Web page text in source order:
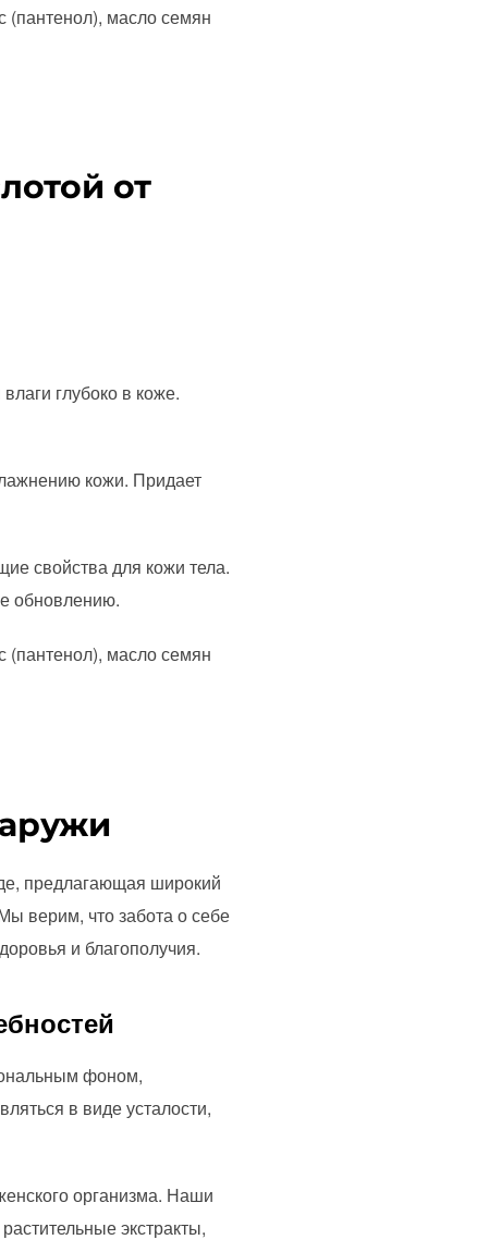
(пантенол), масло семян
от
глубоко в коже.
кожи. Придает
свойства для кожи тела.
обновлению.
(пантенол), масло семян
предлагающая широкий
верим, что забота о себе
и благополучия.
фоном,
в виде усталости,
организма. Наши
экстракты,